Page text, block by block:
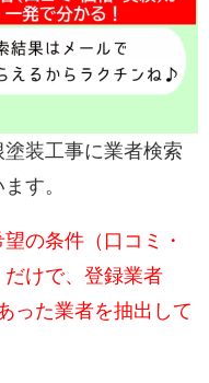
装工事に業者検索
す。
の条件（口コミ・
けで、登録業者
った業者を抽出して